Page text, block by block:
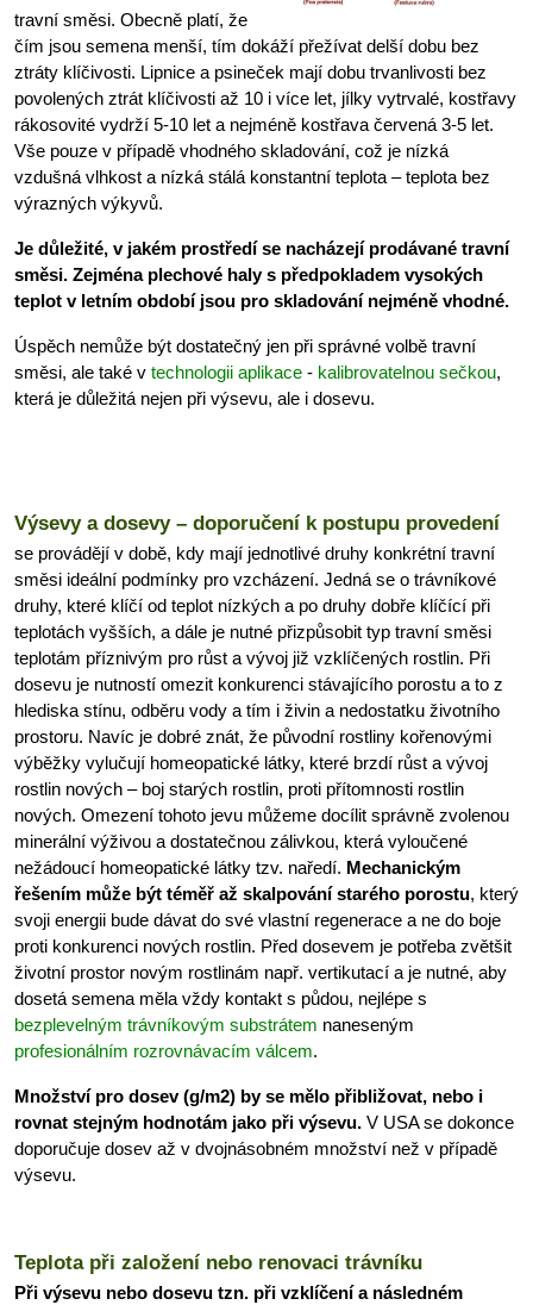
travní směsi. Obecně platí, že
čím jsou semena menší, tím dokáží přežívat delší dobu bez
ztráty klíčivosti. Lipnice a psineček mají dobu trvanlivosti bez
povolených ztrát klíčivosti až 10 i více let, jílky vytrvalé, kostřavy
rákosovité vydrží 5-10 let a nejméně kostřava červená 3-5 let.
Vše pouze v případě vhodného skladování, což je nízká
vzdušná vlhkost a nízká stálá konstantní teplota – teplota bez
výrazných výkyvů.
Je důležité, v jakém prostředí se nacházejí prodávané travní
směsi. Zejména plechové haly s předpokladem vysokých
teplot v letním období jsou pro skladování nejméně vhodné.
Úspěch nemůže být dostatečný jen při správné volbě travní
směsi, ale také v technologii aplikace - kalibrovatelnou sečkou,
která je důležitá nejen při výsevu, ale i dosevu.
Výsevy a dosevy – doporučení k postupu provedení
se provádějí v době, kdy mají jednotlivé druhy konkrétní travní
směsi ideální podmínky pro vzcházení. Jedná se o trávníkové
druhy, které klíčí od teplot nízkých a po druhy dobře klíčící při
teplotách vyšších, a dále je nutné přizpůsobit typ travní směsi
teplotám příznivým pro růst a vývoj již vzklíčených rostlin. Při
dosevu je nutností omezit konkurenci stávajícího porostu a to z
hlediska stínu, odběru vody a tím i živin a nedostatku životního
prostoru. Navíc je dobré znát, že původní rostliny kořenovými
výběžky vylučují homeopatické látky, které brzdí růst a vývoj
rostlin nových – boj starých rostlin, proti přítomnosti rostlin
nových. Omezení tohoto jevu můžeme docílit správně zvolenou
minerální výživou a dostatečnou zálivkou, která vyloučené
nežádoucí homeopatické látky tzv. naředí. Mechanickým
řešením může být téměř až skalpování starého porostu, který
svoji energii bude dávat do své vlastní regenerace a ne do boje
proti konkurenci nových rostlin. Před dosevem je potřeba zvětšit
životní prostor novým rostlinám např. vertikutací a je nutné, aby
dosetá semena měla vždy kontakt s půdou, nejlépe s
bezplevelným trávníkovým substrátem naneseným
profesionálním rozrovnávacím válcem.
Množství pro dosev (g/m2) by se mělo přibližovat, nebo i
rovnat stejným hodnotám jako při výsevu. V USA se dokonce
doporučuje dosev až v dvojnásobném množství než v případě
výsevu.
Teplota při založení nebo renovaci trávníku
Při výsevu nebo dosevu tzn. při vzklíčení a následném